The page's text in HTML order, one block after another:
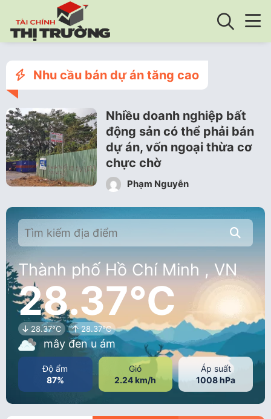
Nhu cầu bán dự án tăng cao
Nhiều doanh nghiệp bất
động sản có thể phải bán
dự án, vốn ngoại thừa cơ
chực chờ
Phạm Nguyễn
Thành phố Hồ Chí Minh , VN
28.37°C
28.37°C 28.37°C
mây đen u ám
Độ ẩm
87%
Gió
2.24 km/h
Áp suất
1008 hPa